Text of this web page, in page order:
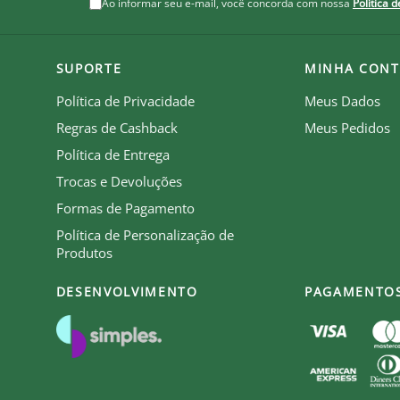
SUPORTE
Política de Privacidade
Regras de Cashback
Política de Entrega
Trocas e Devoluções
Formas de Pagamento
Política de Personalização de
Produtos
MINHA
Meus Dados
Meus Pedidos
DESENVOLVIMENTO